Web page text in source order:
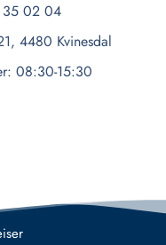
35 02 04
4480 Kvinesdal
08:30-15:30